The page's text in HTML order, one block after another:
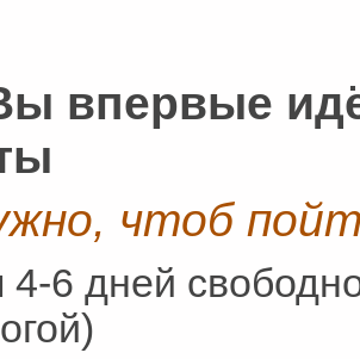
впервые
чтоб
6 дней